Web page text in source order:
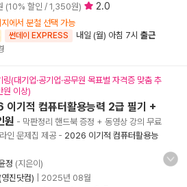
(10% 할인 / 1,350원) 2.0
에서 분철 선택 가능
썬데이 EXPRESS 내일 (월) 아침 7시 출근
링(대기업·공기업·공무원 목표별 자격증 맞춤 추
원 이상)
기적 컴퓨터활용능력 2급 필기 +
원 - 막판정리 핸드북 증정 + 동영상 강의 무료
인 문제집 제공 - 2026 이기적 컴퓨터활용능
정 (지은이)
진닷컴)
2025년 08월